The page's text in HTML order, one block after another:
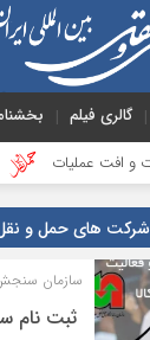
گالری فیلم
بررسی
هاي حمل و نقل
سازمان
ثبت نام